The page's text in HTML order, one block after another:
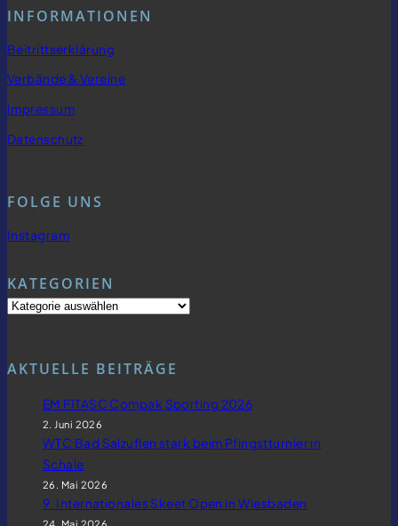
INFORMATIONEN
Beitrittserklärung
Verbände & Vereine
Impressum
Datenschutz
FOLGE UNS
Instagram
KATEGORIEN
AKTUELLE BEITRÄGE
EM FITASC Compak Sporting 2026
2. Juni 2026
WTC Bad Salzuflen stark beim Pfingstturnier in
Schale
26. Mai 2026
9. Internationales Skeet Open in Wiesbaden
24. Mai 2026